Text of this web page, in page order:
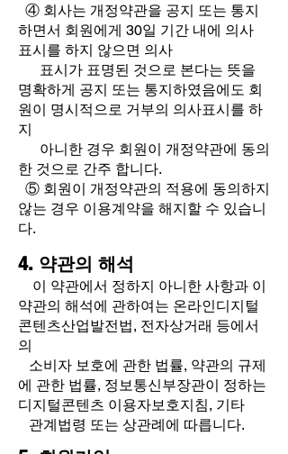
④ 회사는 개정약관을 공지 또는 통지
하면서 회원에게 30일 기간 내에 의사
표시를 하지 않으면 의사
표시가 표명된 것으로 본다는 뜻을
명확하게 공지 또는 통지하였음에도 회
원이 명시적으로 거부의 의사표시를 하
지
아니한 경우 회원이 개정약관에 동의
한 것으로 간주 합니다.
⑤ 회원이 개정약관의 적용에 동의하지
않는 경우 이용계약을 해지할 수 있습니
다.
4. 약관의 해석
이 약관에서 정하지 아니한 사항과 이
약관의 해석에 관하여는 온라인디지털
콘텐츠산업발전법, 전자상거래 등에서
의
소비자 보호에 관한 법률, 약관의 규제
에 관한 법률, 정보통신부장관이 정하는
디지털콘텐츠 이용자보호지침, 기타
관계법령 또는 상관례에 따릅니다.